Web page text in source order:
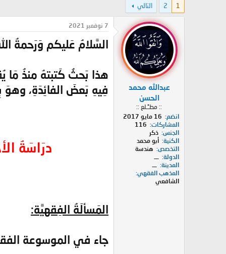
د
ئ
ل
م
و
ض
و
ي
1
2 التالي
عبدالله محمد
الحسن
:: مطـًـلع ::
انضم
16 مايو 2017
المشاركات
116
الجنس ذكر
الكنية أبو محمد
التخصص
هندسة
الدولة ـــ
المدينة ـــ
المذهب الفقهي
الشافعي
7 نوفمبر 2021
السَّلامُ عَليكم وَرَحمةُ
هذا بَحثُ كَتبتهُ منذُ مَا
فِيهِ بَعضَ الفائِدَةِ، وهوَ
درَاسَةُ
المَسألَةُ الفِقهيَّة:
جاء في الموسوعة الفقهية